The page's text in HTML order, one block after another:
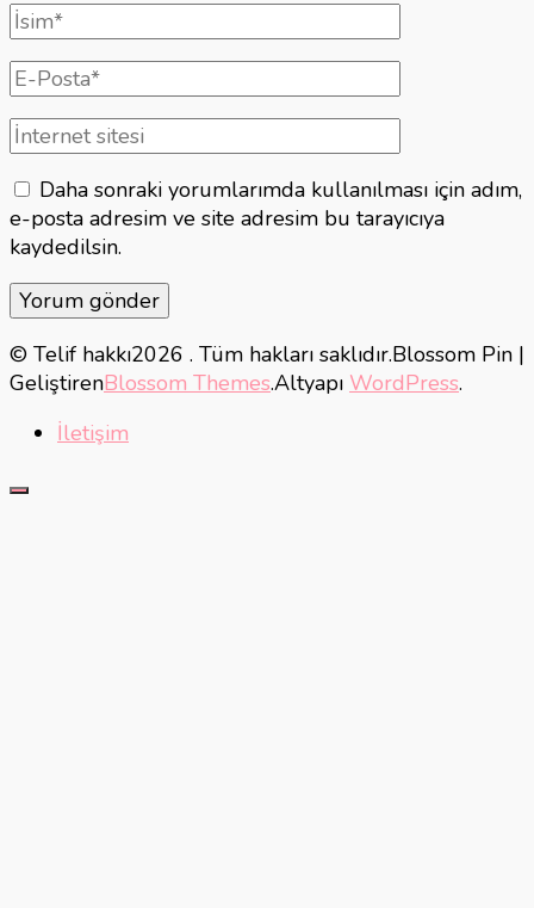
Tam
isim
E-
posta
İnternet
sitesi
Daha sonraki yorumlarımda kullanılması için adım,
e-posta adresim ve site adresim bu tarayıcıya
kaydedilsin.
© Telif hakkı2026 . Tüm hakları saklıdır.Blossom Pin |
GeliştirenBlossom Themes.Altyapı WordPress.
İletişim